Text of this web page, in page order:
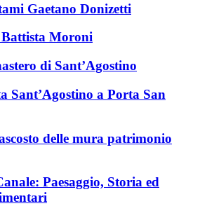
Gaetano Donizetti
Moroni
di Sant’Agostino
Sant’Agostino a Porta San
delle mura patrimonio
Paesaggio, Storia ed